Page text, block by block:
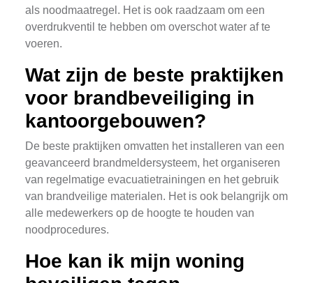
als noodmaatregel. Het is ook raadzaam om een
overdrukventil te hebben om overschot water af te
voeren.
Wat zijn de beste praktijken
voor brandbeveiliging in
kantoorgebouwen?
De beste praktijken omvatten het installeren van een
geavanceerd brandmeldersysteem, het organiseren
van regelmatige evacuatietrainingen en het gebruik
van brandveilige materialen. Het is ook belangrijk om
alle medewerkers op de hoogte te houden van
noodprocedures.
Hoe kan ik mijn woning